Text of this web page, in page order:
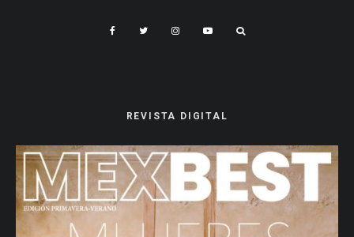
REVISTA DIGITAL